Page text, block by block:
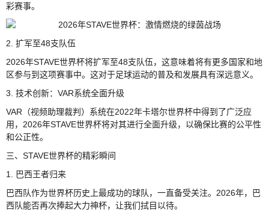
彩赛事。
2. 扩军至48支队伍
2026年STAVE世界杯将扩军至48支队伍，这意味着将有更多国家和地
区参与到这项赛事中。这对于足球运动的普及和发展具有深远意义。
3. 技术创新：VAR系统全面升级
VAR（视频助理裁判）系统在2022年卡塔尔世界杯中得到了广泛应
用，2026年STAVE世界杯将对其进行全面升级，以确保比赛的公平性
和公正性。
三、STAVE世界杯的精彩瞬间
1. 巴西王者归来
巴西队作为世界杯历史上最成功的球队，一直备受关注。2026年，巴
西队能否再次捧起大力神杯，让我们拭目以待。